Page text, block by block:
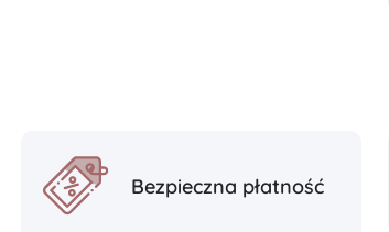
Bezpieczna płatność